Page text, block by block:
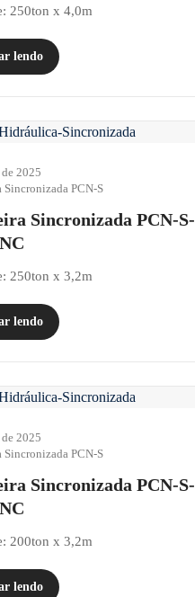
250ton x 4,0m
lendo
2025
Sincronizada PCN-S
Sincronizada PCN-S-
250ton x 3,2m
lendo
2025
Sincronizada PCN-S
Sincronizada PCN-S-
200ton x 3,2m
lendo